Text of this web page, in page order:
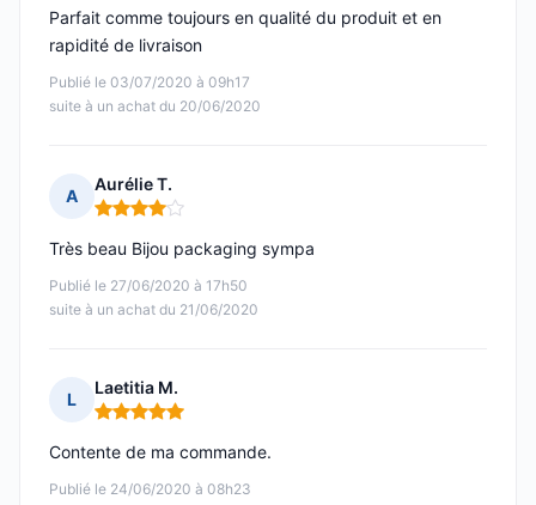
Publié le 03/07/2020 à 09h17
suite à un achat du 20/06/2020
Parfait comme toujours en qualité du produit et en
rapidité de livraison
A
Aurélie T.
Note : 4 sur 5
Publié le 27/06/2020 à 17h50
suite à un achat du 21/06/2020
Très beau Bijou packaging sympa
L
Laetitia M.
Note : 5 sur 5
Publié le 24/06/2020 à 08h23
Contente de ma commande.